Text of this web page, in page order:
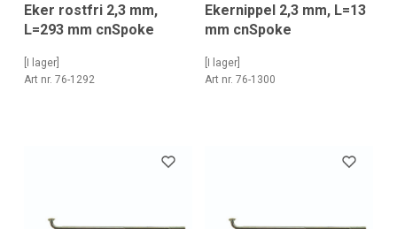
Eker rostfri 2,3 mm,
L=293 mm cnSpoke
[I lager]
Art nr. 76-1292
Ekernippel 2,3 mm, L=13
mm cnSpoke
[I lager]
Art nr. 76-1300